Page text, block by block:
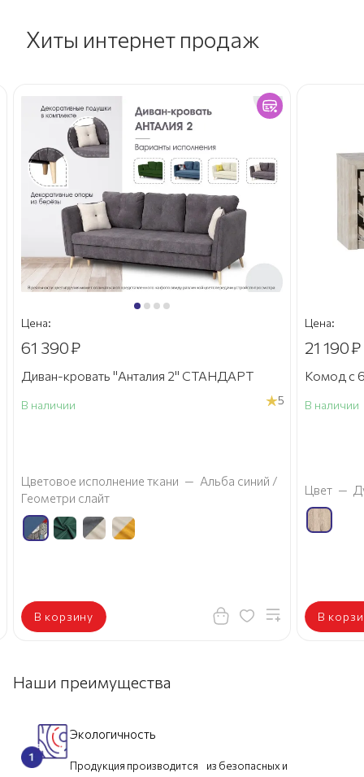
Хиты интернет продаж
Цена:
61 390₽
Диван-кровать "Анталия 2" СТАНДАРТ
В наличии 5
Цветовое исполнение ткани — Альба синий /
Геометри слайт
В корзину
Цена:
21 190₽
Комод с
В наличии
Цвет —
В
Наши преимущества
Экологичность
Продукция производится из безопасных и